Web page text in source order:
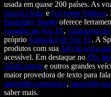
usada em quase 200 países. As
Snoop Dogg e Gwyneth Paltrow.
Speechify Studio oferece
Gerador de Voz IA, Clonagem
próprio Alterador de Voz IA. A
produtos com sua API de texto
acessível. Em destaque no The
TechCrunch e outros grandes
maior provedora de texto para
speechify.com/news,
saber mais.